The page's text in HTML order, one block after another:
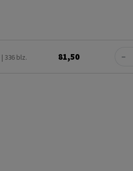
| 336 blz.
81,50 −